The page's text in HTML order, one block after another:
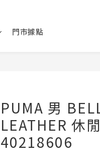
門市據點
PUMA 男
LEATHER 休
40218606